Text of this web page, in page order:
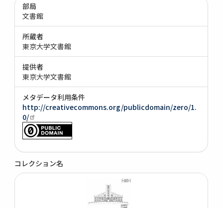
部局
文書館
所蔵者
東京大学文書館
提供者
東京大学文書館
メタデータ利用条件
http://creativecommons.org/publicdomain/zero/1.
0/
コレクション名